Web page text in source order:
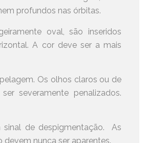
profundos nas órbitas.
oval, são inseridos
A cor deve ser a mais
Os olhos claros ou de
severamente penalizados.
sinal de despigmentação. As
devem nunca ser aparentes.